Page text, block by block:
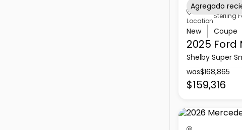
Location
Sterling
New Coupe
2025 Ford
Shelby Super
was$168,865
$159,316
Agregado